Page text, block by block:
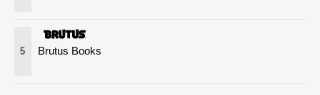
5 Brutus Books